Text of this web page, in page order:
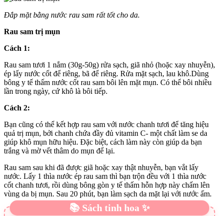
Đắp mặt bằng nước rau sam rất tốt cho da.
Rau sam trị mụn
Cách 1:
Rau sam tươi 1 nắm (30g-50g) rửa sạch, giã nhỏ (hoặc xay nhuyễn),
ép lấy nước cốt để riêng, bã để riêng. Rửa mặt sạch, lau khô.Dùng
bông y tế thấm nước cốt rau sam bôi lên mặt mụn. Có thể bôi nhiều
lần trong ngày, cứ khô là bôi tiếp.
Cách 2:
Bạn cũng có thể kết hợp rau sam với nước chanh tươi để tăng hiệu
quả trị mụn, bởi chanh chứa đầy đủ vitamin C- một chất làm se da
giúp khô mụn hữu hiệu. Đặc biệt, cách làm này còn giúp da bạn
trắng và mờ vết thâm do mụn để lại.
Rau sam sau khi đã được giã hoặc xay thật nhuyễn, bạn vắt lấy
nước. Lấy 1 thìa nước ép rau sam thì bạn trộn đều với 1 thìa nước
cốt chanh tươi, rồi dùng bông gòn y tế thấm hỗn hợp này chấm lên
vùng da bị mụn. Sau 20 phút, bạn làm sạch da mặt lại với nước ấm.
📚 Sách tinh hoa ✨